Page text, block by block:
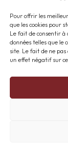
Pour offrir les
que les cookies pour
Le fait de consentir à
données telles que le
site. Le fait de ne
un effet négatif sur
Instagram
Facebook
Politique de